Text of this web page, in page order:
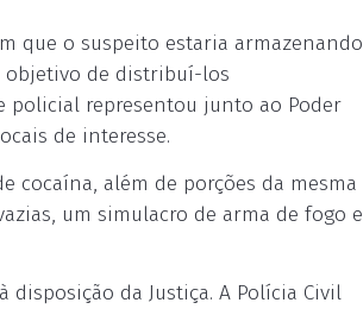
que o suspeito estaria armazenando
objetivo de distribuí-los
policial representou junto ao Poder
de interesse.
cocaína, além de porções da mesma
um simulacro de arma de fogo e
da Justiça. A Polícia Civil